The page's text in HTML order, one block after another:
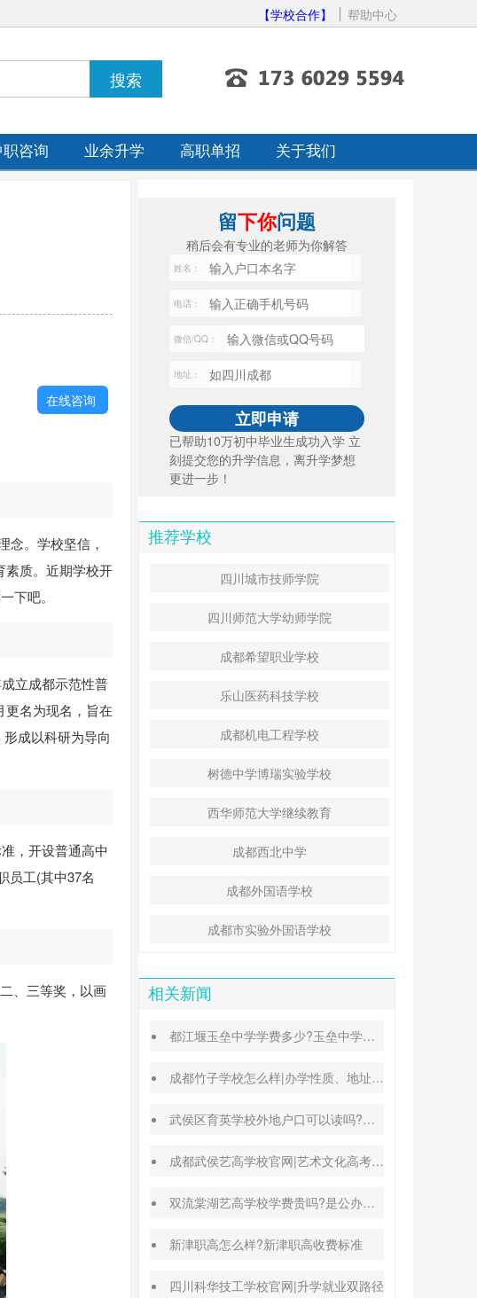
【学校合作】 帮助中心
职咨询 业余升学 高职单招 关于我们
在线咨询
念。学校坚信，
素质。近期学校开
下吧。
立成都示范性普
更名为现名，旨在
成以科研为导向
，开设普通高中
员工(其中37名
、三等奖，以画
留下你问题
稍后会有专业的老师为你解答
姓名：
电话：
微信/QQ：
地址：
已帮助10万初中毕业生成功入学 立
刻提交您的升学信息，离升学梦想
更进一步！
推荐学校
四川城市技师学院
四川师范大学幼师学院
成都希望职业学校
乐山医药科技学校
成都机电工程学校
树德中学博瑞实验学校
西华师范大学继续教育
成都西北中学
成都外国语学校
成都市实验外国语学校
相关新闻
都江堰玉垒中学学费多少?玉垒中学录取分数线
成都竹子学校怎么样|办学性质、地址、学费汇总
武侯区育英学校外地户口可以读吗?转学插班条件
成都武侯艺高学校官网|艺术文化高考班能高考吗
双流棠湖艺高学校学费贵吗?是公办还是民办
新津职高怎么样?新津职高收费标准
四川科华技工学校官网|升学就业双路径